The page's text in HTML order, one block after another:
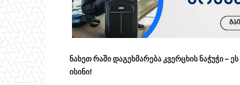
ნახეთ რაში დაგეხმარება კვერცხის ნაჭუჭი
ისინი!